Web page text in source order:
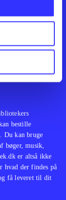
Feedback
bestille
Du kan bruge
bøger, musik,
er altså ikke
hvad der findes på
få leveret til dit